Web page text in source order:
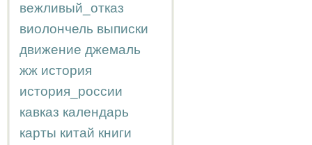
вежливый_отказ
виолончель выписки
движение джемаль
жж история
история_россии
кавказ календарь
карты китай книги